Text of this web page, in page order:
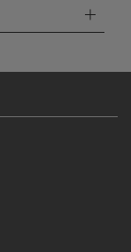
いた場合はキャ
ございます。あら